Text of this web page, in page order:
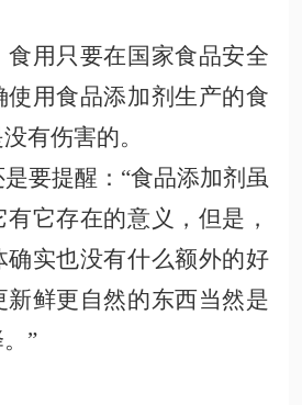
食用只要在国家食品安全
用食品添加剂生产的食
有伤害的。
要提醒： “食品添加剂 虽
它存在的意义，但是，
确实也没有什么额外的好
鲜更自然的东西当然是
。 ”